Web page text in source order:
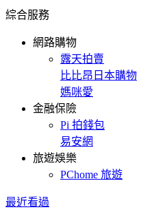
綜合服務
網路購物
露天拍賣
比比昂日本購物
媽咪愛
金融保險
Pi 拍錢包
易安網
旅遊娛樂
PChome 旅遊
最近看過